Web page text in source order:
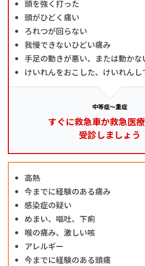
頭を強く打った
頭がひどく痛い
ろれつが回らない
我慢できないひどい痛み
手足の動きが悪い、または動かな
けいれんをおこした、けいれんし
中等症～重症
すぐに救急車か救急医
受診しましょう
高熱
今までに経験のある痛み
感染症の疑い
めまい、嘔吐、下痢
喉の痛み、激しい咳
アレルギー
今までに経験のある頭痛